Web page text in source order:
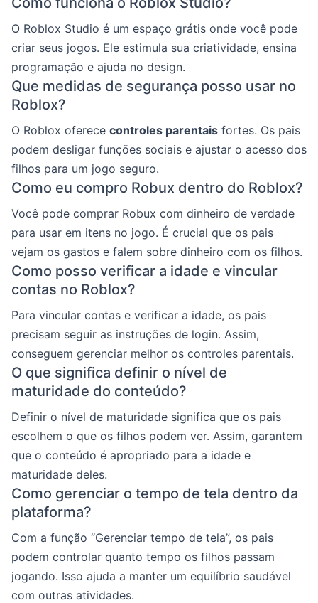
O Roblox Studio é um espaço grátis onde você pode
criar seus jogos. Ele estimula sua criatividade, ensina
programação e ajuda no design.
Que medidas de segurança posso usar no
Roblox?
O Roblox oferece controles parentais fortes. Os pais
podem desligar funções sociais e ajustar o acesso dos
filhos para um jogo seguro.
Como eu compro Robux dentro do Roblox?
Você pode comprar Robux com dinheiro de verdade
para usar em itens no jogo. É crucial que os pais
vejam os gastos e falem sobre dinheiro com os filhos.
Como posso verificar a idade e vincular
contas no Roblox?
Para vincular contas e verificar a idade, os pais
precisam seguir as instruções de login. Assim,
conseguem gerenciar melhor os controles parentais.
O que significa definir o nível de
maturidade do conteúdo?
Definir o nível de maturidade significa que os pais
escolhem o que os filhos podem ver. Assim, garantem
que o conteúdo é apropriado para a idade e
maturidade deles.
Como gerenciar o tempo de tela dentro da
plataforma?
Com a função “Gerenciar tempo de tela”, os pais
podem controlar quanto tempo os filhos passam
jogando. Isso ajuda a manter um equilíbrio saudável
com outras atividades.